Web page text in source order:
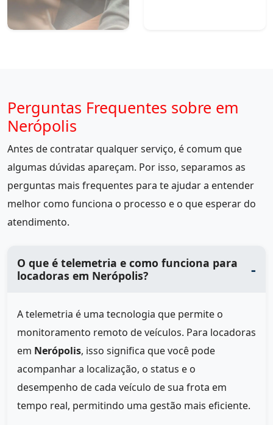
Perguntas Frequentes sobre em
Nerópolis
Antes de contratar qualquer serviço, é comum que
algumas dúvidas apareçam. Por isso, separamos as
perguntas mais frequentes para te ajudar a entender
melhor como funciona o processo e o que esperar do
atendimento.
O que é telemetria e como funciona para
locadoras em Nerópolis?
A telemetria é uma tecnologia que permite o
monitoramento remoto de veículos. Para locadoras
em Nerópolis, isso significa que você pode
acompanhar a localização, o status e o
desempenho de cada veículo de sua frota em
tempo real, permitindo uma gestão mais eficiente.